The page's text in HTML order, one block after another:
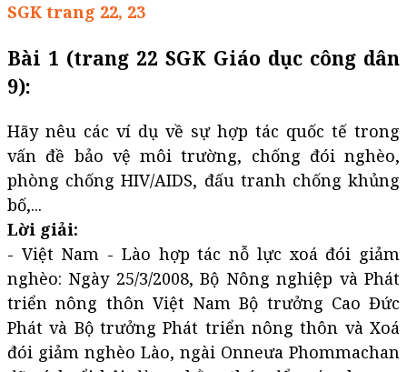
SGK trang 22, 23
Bài 1 (trang 22 SGK Giáo dục công dân
9):
Hãy nêu các ví dụ về sự hợp tác quốc tế trong
vấn đề bảo vệ môi trường, chống đói nghèo,
phòng chống HIV/AIDS, đấu tranh chống khủng
bố,...
Lời giải:
- Việt Nam - Lào hợp tác nỗ lực xoá đói giảm
nghèo: Ngày 25/3/2008, Bộ Nông nghiệp và Phát
triển nông thôn Việt Nam Bộ trưởng Cao Đức
Phát và Bộ trưởng Phát triển nông thôn và Xoá
đói giảm nghèo Lào, ngài Onneưa Phommachan